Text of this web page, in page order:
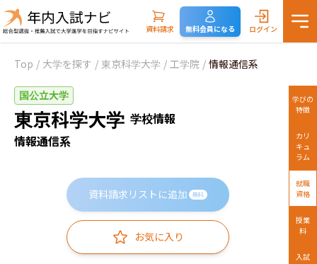
資料請求 無料会員になる ログイン
Top / 大学を探す / 東京科学大学 / 工学院 / 情報通信系
国公立大学
東京科学大学 学校情報
情報通信系
資料請求リストに追加 無料
お気に入り
学びの
特徴
カリ
キュ
ラム
就職
資格
授業
料
入試